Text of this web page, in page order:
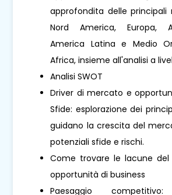
approfondita delle principali
Nord America, Europa,
America Latina e Medio
Africa, insieme all'analisi a
Analisi SWOT
Driver di mercato e
Sfide: esplorazione dei
guidano la crescita del
potenziali sfide e rischi.
Come trovare le lacune
opportunità di business
Paesaggio competitivo: